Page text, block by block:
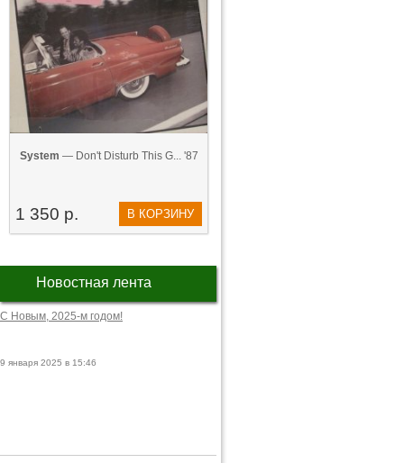
System — Don't Disturb This G... '87
1 350 р. В КОРЗИНУ
Новостная лента
С Новым, 2025-м годом!
9 января 2025 в 15:46